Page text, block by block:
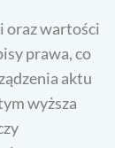
oraz wartości
prawa, co
aktu
wyższa